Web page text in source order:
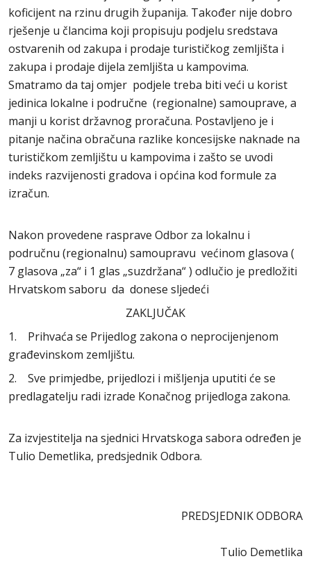
koficijent na rzinu drugih županija. Također nije dobro
rješenje u člancima koji propisuju podjelu sredstava
ostvarenih od zakupa i prodaje turističkog zemljišta i
zakupa i prodaje dijela zemljišta u kampovima.
Smatramo da taj omjer podjele treba biti veći u korist
jedinica lokalne i područne (regionalne) samouprave, a
manji u korist državnog proračuna. Postavljeno je i
pitanje načina obračuna razlike koncesijske naknade na
turističkom zemljištu u kampovima i zašto se uvodi
indeks razvijenosti gradova i općina kod formule za
izračun.
Nakon provedene rasprave Odbor za lokalnu i
područnu (regionalnu) samoupravu većinom glasova (
7 glasova „za“ i 1 glas „suzdržana“ ) odlučio je predložiti
Hrvatskom saboru da donese sljedeći
ZAKLJUČAK
1. Prihvaća se Prijedlog zakona o neprocijenjenom
građevinskom zemljištu.
2. Sve primjedbe, prijedlozi i mišljenja uputiti će se
predlagatelju radi izrade Konačnog prijedloga zakona.
Za izvjestitelja na sjednici Hrvatskoga sabora određen je
Tulio Demetlika, predsjednik Odbora.
PREDSJEDNIK ODBORA
Tulio Demetlika